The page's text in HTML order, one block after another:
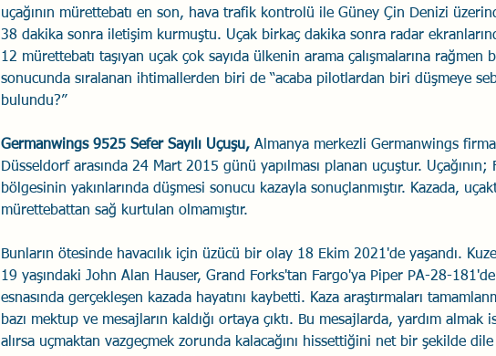
uçağının mürettebatı en son, hava trafik kontrolü ile Güney Çin Denizi
38 dakika sonra iletişim kurmuştu. Uçak birkaç dakika sonra radar
12 mürettebatı taşıyan uçak çok sayıda ülkenin arama çalışmalarına rağmen
sonucunda sıralanan ihtimallerden biri de “acaba pilotlardan biri düşmeye
bulundu?”
Germanwings 9525 Sefer Sayılı Uçuşu, Almanya merkezli Germanwings
Düsseldorf arasında 24 Mart 2015 günü yapılması planan uçuştur. Uçağının;
bölgesinin yakınlarında düşmesi sonucu kazayla sonuçlanmıştır. Kazada,
mürettebattan sağ kurtulan olmamıştır.
Bunların ötesinde havacılık için üzücü bir olay 18 Ekim 2021'de yaşandı.
19 yaşındaki John Alan Hauser, Grand Forks'tan Fargo'ya Piper PA-28-
esnasında gerçekleşen kazada hayatını kaybetti. Kaza araştırmaları
bazı mektup ve mesajların kaldığı ortaya çıktı. Bu mesajlarda, yardım almak
alırsa uçmaktan vazgeçmek zorunda kalacağını hissettiğini net bir şekilde